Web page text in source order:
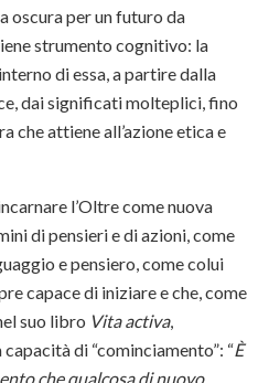
oscura per un futuro da
strumento cognitivo: la
di essa, a partire dalla
dai significati molteplici, fino
che attiene all’azione etica e
l’Oltre come nuova
di pensieri e di azioni, come
e pensiero, come colui
capace di iniziare e che, come
suo libro Vita activa,
di “cominciamento”: “È
che qualcosa di nuovo